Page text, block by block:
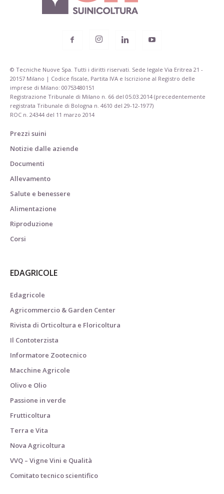
© Tecniche Nuove Spa. Tutti i diritti riservati. Sede legale Via Eritrea 21 -
20157 Milano | Codice fiscale, Partita IVA e Iscrizione al Registro delle
imprese di Milano: 00753480151
Registrazione Tribunale di Milano n. 66 del 05.03.2014 (precedentemente
registrata Tribunale di Bologna n. 4610 del 29-12-1977)
ROC n. 24344 del 11 marzo 2014
Prezzi suini
Notizie dalle aziende
Documenti
Allevamento
Salute e benessere
Alimentazione
Riproduzione
Corsi
EDAGRICOLE
Edagricole
Agricommercio & Garden Center
Rivista di Orticoltura e Floricoltura
Il Contoterzista
Informatore Zootecnico
Macchine Agricole
Olivo e Olio
Passione in verde
Frutticoltura
Terra e Vita
Nova Agricoltura
VVQ – Vigne Vini e Qualità
Comitato tecnico scientifico